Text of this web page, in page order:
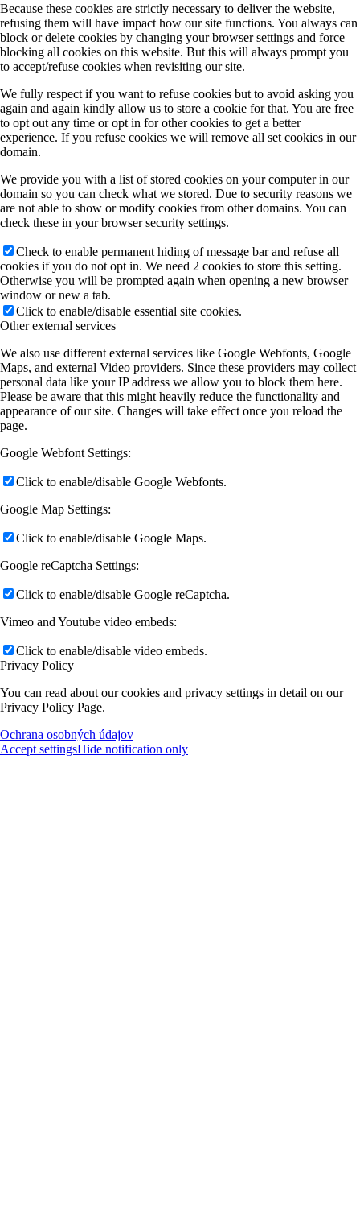
Because these cookies are strictly necessary to deliver the website,
refusing them will have impact how our site functions. You always can
block or delete cookies by changing your browser settings and force
blocking all cookies on this website. But this will always prompt you
to accept/refuse cookies when revisiting our site.
We fully respect if you want to refuse cookies but to avoid asking you
again and again kindly allow us to store a cookie for that. You are free
to opt out any time or opt in for other cookies to get a better
experience. If you refuse cookies we will remove all set cookies in our
domain.
We provide you with a list of stored cookies on your computer in our
domain so you can check what we stored. Due to security reasons we
are not able to show or modify cookies from other domains. You can
check these in your browser security settings.
Check to enable permanent hiding of message bar and refuse all
cookies if you do not opt in. We need 2 cookies to store this setting.
Otherwise you will be prompted again when opening a new browser
window or new a tab.
Click to enable/disable essential site cookies.
Other external services
We also use different external services like Google Webfonts, Google
Maps, and external Video providers. Since these providers may collect
personal data like your IP address we allow you to block them here.
Please be aware that this might heavily reduce the functionality and
appearance of our site. Changes will take effect once you reload the
page.
Google Webfont Settings:
Click to enable/disable Google Webfonts.
Google Map Settings:
Click to enable/disable Google Maps.
Google reCaptcha Settings:
Click to enable/disable Google reCaptcha.
Vimeo and Youtube video embeds:
Click to enable/disable video embeds.
Privacy Policy
You can read about our cookies and privacy settings in detail on our
Privacy Policy Page.
Ochrana osobných údajov
Accept settingsHide notification only